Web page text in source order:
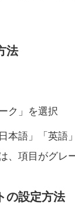
法
ク」を選択
本語」「英語
、項目がグレ
の設定方法